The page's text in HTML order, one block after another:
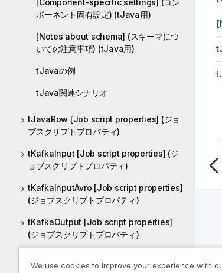
[Component-specific settings] (コン
ポーネント固有設定) (tJava用)
[Notes about schema] (スキーマにつ
いての注意事項) (tJava用)
tJavaの例
tJava関連シナリオ
tJavaRow [Job script properties] (ジョ
ブスクリプトプロパティ)
tKafkaInput [Job script properties] (ジ
ョブスクリプトプロパティ)
tKafkaInputAvro [Job script properties]
(ジョブスクリプトプロパティ)
tKafkaOutput [Job script properties]
(ジョブスクリプトプロパティ)
ョブスクリプトプロパティ)
We use cookies to improve your experience with